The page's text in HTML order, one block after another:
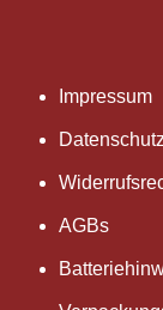
Impressum
Datenschutz
AGBs